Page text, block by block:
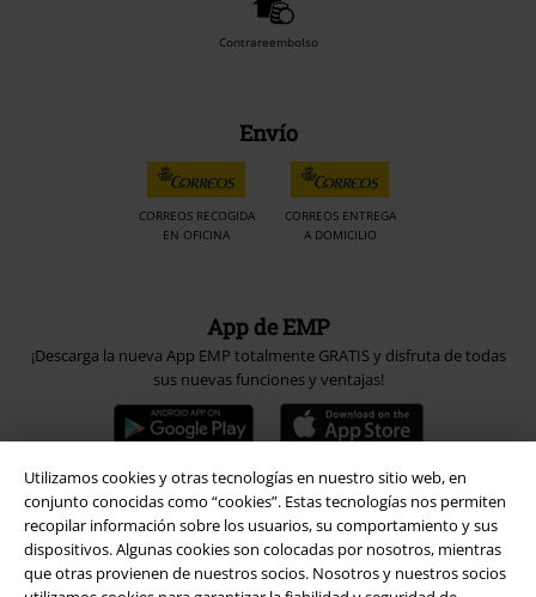
Utilizamos cookies y otras tecnologías en nuestro sitio web, en
conjunto conocidas como “cookies”. Estas tecnologías nos permiten
recopilar información sobre los usuarios, su comportamiento y sus
dispositivos. Algunas cookies son colocadas por nosotros, mientras
que otras provienen de nuestros socios. Nosotros y nuestros socios
Contrareembolso
Envío
CORREOS RECOGIDA
EN OFICINA
CORREOS ENTREGA
A DOMICILIO
App de EMP
¡Descarga la nueva App EMP totalmente GRATIS y disfruta de todas
sus nuevas funciones y ventajas!
A Warner Music Group Company